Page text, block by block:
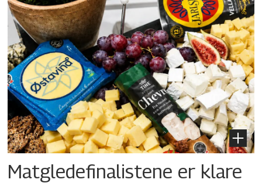
Matgledefinalistene er klare